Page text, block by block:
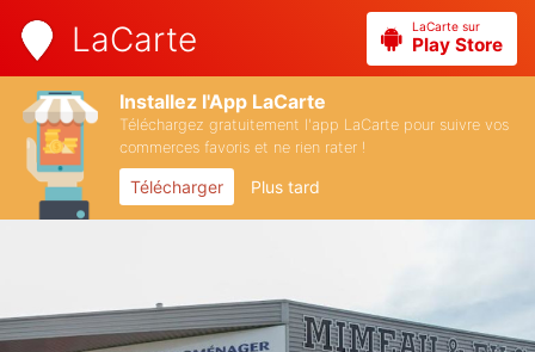
LaCarte LaCarte sur
Play Store
Installez l'App LaCarte
Téléchargez gratuitement l'app LaCarte pour suivre vos
commerces favoris et ne rien rater !
Télécharger Plus tard